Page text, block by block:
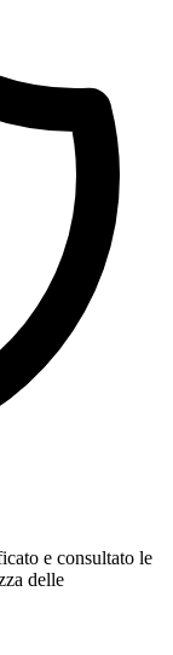
e consultato le
delle